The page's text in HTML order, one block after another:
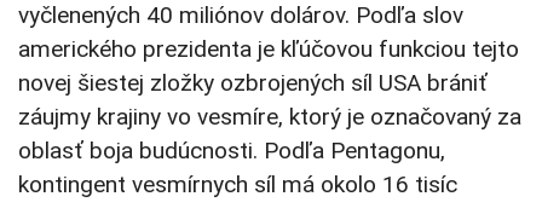
vyčlenených 40 miliónov dolárov. Podľa slov
amerického prezidenta je kľúčovou funkciou tejto
novej šiestej zložky ozbrojených síl USA brániť
záujmy krajiny vo vesmíre, ktorý je označovaný za
oblasť boja budúcnosti. Podľa Pentagonu,
kontingent vesmírnych síl má okolo 16 tisíc